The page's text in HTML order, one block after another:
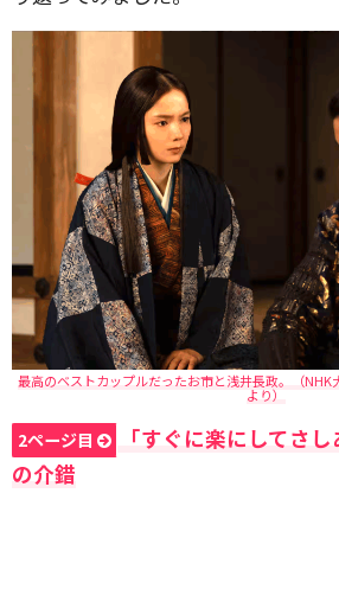
最高のベストカップルだったお市と浅井長政。（NHK
より）
2ページ目
「すぐに楽にしてさ
の介錯